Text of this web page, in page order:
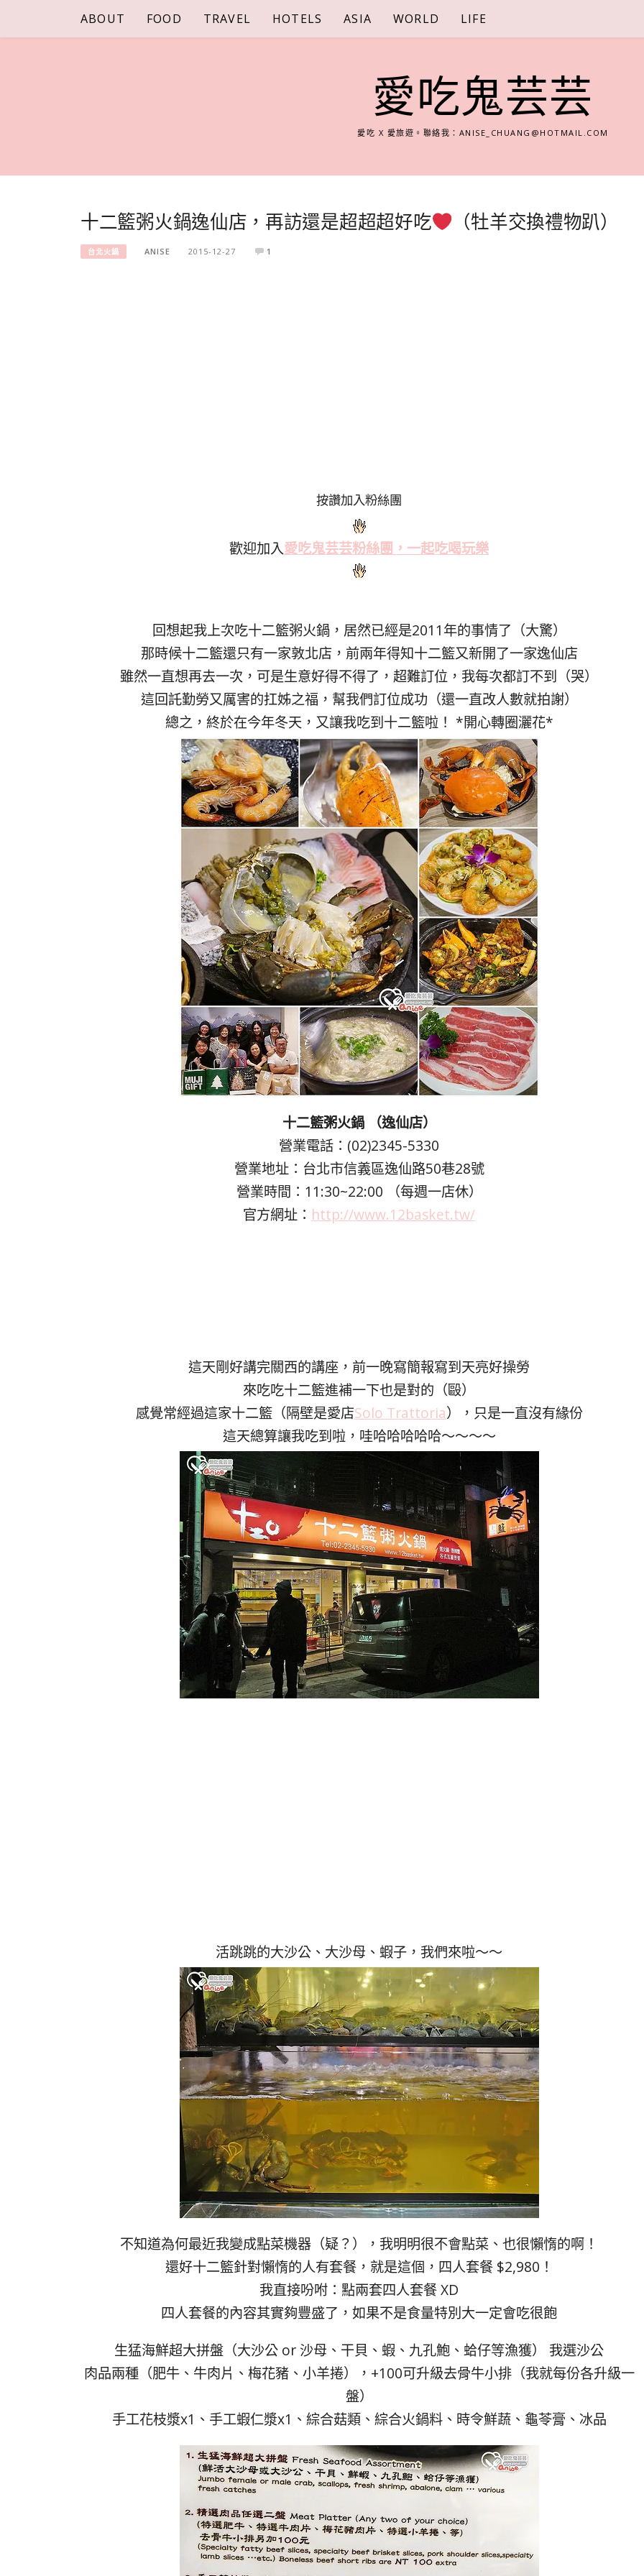
content
ABOUT FOOD TRAVEL HOTELS ASIA WORLD LIFE
愛吃鬼芸芸
愛吃 X 愛旅遊。聯絡我： ANISE_CHUANG@HOTMAIL.COM
十二籃粥火鍋逸仙店，再訪還是超超超好吃 （牡羊交換禮物趴）
台北火鍋 ANISE 2015-12-27 1
按讚加入粉絲團
歡迎加入愛吃鬼芸芸粉絲團，一起吃喝玩樂
回想起我上次吃十二籃粥火鍋，居然已經是2011年的事情了（大驚）
那時候十二籃還只有一家敦北店，前兩年得知十二籃又新開了一家逸仙店
雖然一直想再去一次，可是生意好得不得了，超難訂位，我每次都訂不到（哭）
這回託勤勞又厲害的扛姊之福，幫我們訂位成功（還一直改人數就拍謝）
總之，終於在今年冬天，又讓我吃到十二籃啦！ *開心轉圈灑花*
十二籃粥火鍋 （逸仙店）
營業電話：(02)2345-5330
營業地址：台北市信義區逸仙路50巷28號
營業時間：11:30~22:00 （每週一店休）
官方網址： http://www.12basket.tw/
這天剛好講完關西的講座，前一晚寫簡報寫到天亮好操勞
來吃吃十二籃進補一下也是對的（毆）
感覺常經過這家十二籃（隔壁是愛店Solo Trattoria），只是一直沒有緣份
這天總算讓我吃到啦，哇哈哈哈哈哈～～～～
活跳跳的大沙公、大沙母、蝦子，我們來啦～～
不知道為何最近我變成點菜機器（疑？），我明明很不會點菜、也很懶惰的啊！
還好十二籃針對懶惰的人有套餐，就是這個，四人套餐 $2,980！
我直接吩咐：點兩套四人套餐 XD
四人套餐的內容其實夠豐盛了，如果不是食量特別大一定會吃很飽
生猛海鮮超大拼盤（大沙公 or 沙母、干貝、蝦、九孔鮑、蛤仔等漁獲） 我選沙公
肉品兩種（肥牛、牛肉片、梅花豬、小羊捲），+100可升級去骨牛小排（我就每份各升級一
盤）
手工花枝漿x1、手工蝦仁漿x1、綜合菇類、綜合火鍋料、時令鮮蔬、龜苓膏、冰品